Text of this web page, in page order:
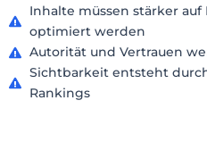
Inhalte müssen stärker
optimiert werden
Autorität und Vertrauen
Sichtbarkeit entsteht
Rankings